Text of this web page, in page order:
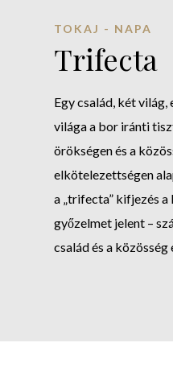
TOKAJ - NAPA
Trifecta
Egy család, két
világa a bor iránti
örökségen és a
elkötelezettségen
a „trifecta” kifjezés a
győzelmet jelent –
család és a